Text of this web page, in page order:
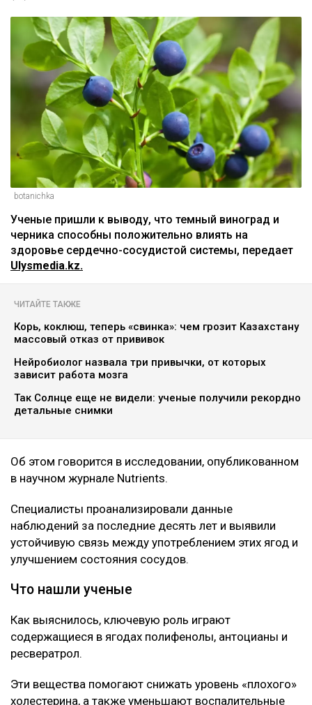
botanichka
Ученые пришли к выводу, что темный виноград и
черника способны положительно влиять на
здоровье сердечно-сосудистой системы, передает
Ulysmedia.kz.
ЧИТАЙТЕ ТАКЖЕ
Корь, коклюш, теперь «свинка»: чем грозит Казахстану
массовый отказ от прививок
Нейробиолог назвала три привычки, от которых
зависит работа мозга
Так Солнце еще не видели: ученые получили рекордно
детальные снимки
Об этом говорится в исследовании, опубликованном
в научном журнале Nutrients.
Специалисты проанализировали данные
наблюдений за последние десять лет и выявили
устойчивую связь между употреблением этих ягод и
улучшением состояния сосудов.
Что нашли ученые
Как выяснилось, ключевую роль играют
содержащиеся в ягодах полифенолы, антоцианы и
ресвератрол.
Эти вещества помогают снижать уровень «плохого»
холестерина, а также уменьшают воспалительные